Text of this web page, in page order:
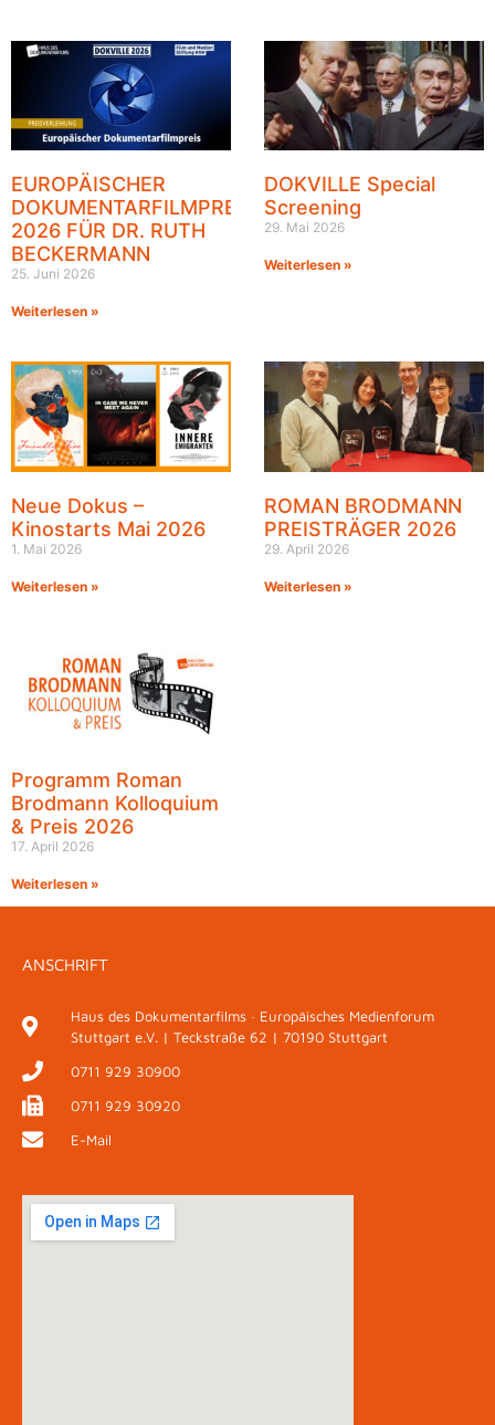
EUROPÄISCHER
DOKUMENTARFILMPREIS
2026 FÜR DR. RUTH
BECKERMANN
25. Juni 2026
Weiterlesen »
DOKVILLE Special
Screening
29. Mai 2026
Weiterlesen »
Neue Dokus –
Kinostarts Mai 2026
1. Mai 2026
Weiterlesen »
ROMAN BRODMANN
PREISTRÄGER 2026
29. April 2026
Weiterlesen »
Programm Roman
Brodmann Kolloquium
& Preis 2026
17. April 2026
Weiterlesen »
ANSCHRIFT
Haus des Dokumentarfilms · Europäisches Medienforum
Stuttgart e.V. | Teckstraße 62 | 70190 Stuttgart
0711 929 30900
0711 929 30920
E-Mail